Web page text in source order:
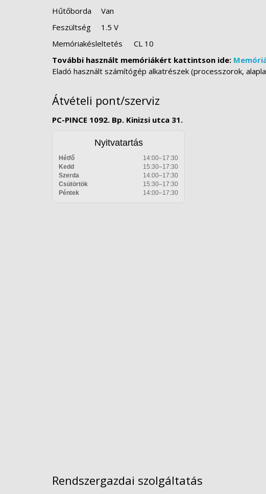
Hűtőborda
Van
Feszültség
1.5 V
Memóriakésleltetés
CL 10
További használt memóriákért kattintson ide:
Eladó használt számítógép alkatrészek (processzorok,
Átvételi pont/szerviz
PC-PINCE 1092. Bp. Kinizsi utca 31.
Nyitvatartás
Hétfő
14:00–17:30
Kedd
15:30–17:30
Szerda
14:00–17:30
Csütörtök
15:30–17:30
Péntek
14:00–17:30
Rendszergazdai szolgáltatás